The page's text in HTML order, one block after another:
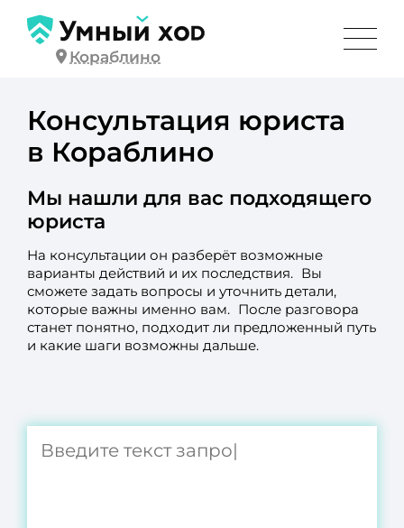
Кораблино
Консультация юриста
в Кораблино
Мы нашли для вас подходящего
юриста
На консультации он разберёт возможные
варианты действий и их последствия. Вы
сможете задать вопросы и уточнить детали,
которые важны именно вам. После разговора
станет понятно, подходит ли предложенный путь
и какие шаги возможны дальше.